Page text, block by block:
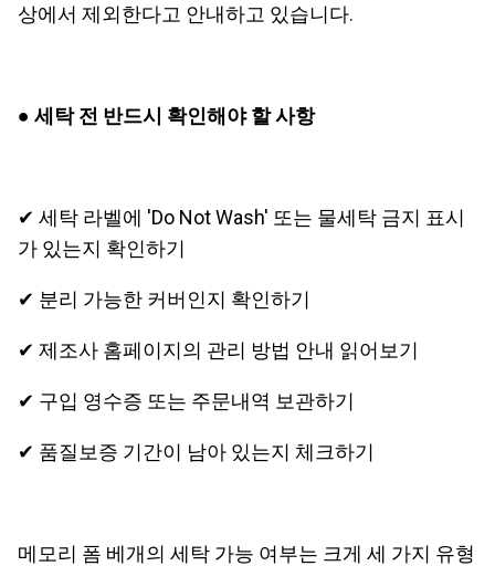
상에서 제외한다고 안내하고 있습니다.
● 세탁 전 반드시 확인해야 할 사항
✔ 세탁 라벨에 'Do Not Wash' 또는 물세탁 금지 표시
가 있는지 확인하기
✔ 분리 가능한 커버인지 확인하기
✔ 제조사 홈페이지의 관리 방법 안내 읽어보기
✔ 구입 영수증 또는 주문내역 보관하기
✔ 품질보증 기간이 남아 있는지 체크하기
메모리 폼 베개의 세탁 가능 여부는 크게 세 가지 유형